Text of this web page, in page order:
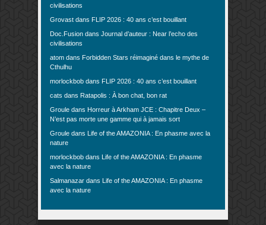
civilisations
Grovast dans FLIP 2026 : 40 ans c’est bouillant
Doc.Fusion dans Journal d’auteur : Near l’echo des
civilisations
atom dans Forbidden Stars réimaginé dans le mythe de
Cthulhu
morlockbob dans FLIP 2026 : 40 ans c’est bouillant
cats dans Ratapolis : À bon chat, bon rat
Groule dans Horreur à Arkham JCE : Chapitre Deux –
N’est pas morte une gamme qui à jamais sort
Groule dans Life of the AMAZONIA : En phasme avec la
nature
morlockbob dans Life of the AMAZONIA : En phasme
avec la nature
Salmanazar dans Life of the AMAZONIA : En phasme
avec la nature